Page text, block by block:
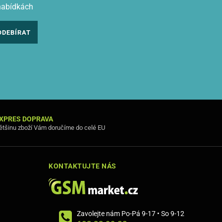
DOPRAVA
zboží Vám doručíme do celé EU
KONTAKTUJTE NÁS
Zavolejte nám Po-Pá 9-17 • So 9-12